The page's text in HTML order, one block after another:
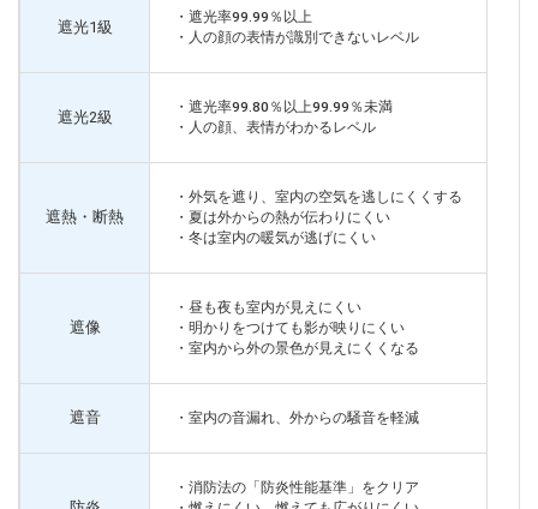
遮光1級
・遮光率99.99％以上
・人の顔の表情が識別できないレベル
遮光2級
・遮光率99.80％以上99.99％未満
・人の顔、表情がわかるレベル
遮熱・断熱
・外気を遮り、室内の空気を逃しにくくする
・夏は外からの熱が伝わりにくい
・冬は室内の暖気が逃げにくい
遮像
・昼も夜も室内が見えにくい
・明かりをつけても影が映りにくい
・室内から外の景色が見えにくくなる
遮音 ・室内の音漏れ、外からの騒音を軽減
・消防法の「防炎性能基準」をクリア